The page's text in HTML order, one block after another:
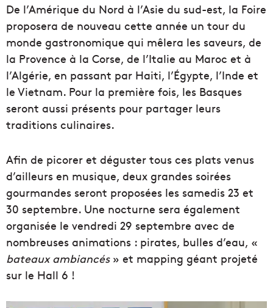
De l’Amérique du Nord à l’Asie du sud-est, la Foire
proposera de nouveau cette année un tour du
monde gastronomique qui mêlera les saveurs, de
la Provence à la Corse, de l’Italie au Maroc et à
l’Algérie, en passant par Haiti, l’Égypte, l’Inde et
le Vietnam. Pour la première fois, les Basques
seront aussi présents pour partager leurs
traditions culinaires.
Afin de picorer et déguster tous ces plats venus
d’ailleurs en musique, deux grandes soirées
gourmandes seront proposées les samedis 23 et
30 septembre. Une nocturne sera également
organisée le vendredi 29 septembre avec de
nombreuses animations : pirates, bulles d’eau, «
bateaux ambiancés» et mapping géant projeté
sur le Hall 6 !